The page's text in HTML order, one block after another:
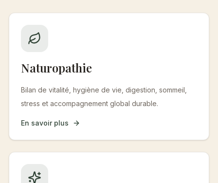
Naturopathie
Bilan de vitalité, hygiène de vie, digestion, sommeil,
stress et accompagnement global durable.
En savoir plus